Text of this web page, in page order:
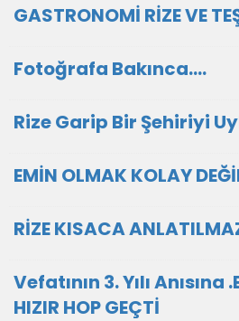
GASTRONOMİ RİZE VE
Fotoğrafa Bakınca....
Rize Garip Bir Şehiriyi
EMİN OLMAK KOLAY
RİZE KISACA
Vefatının 3. Yılı Anısına
HIZIR HOP GEÇTİ